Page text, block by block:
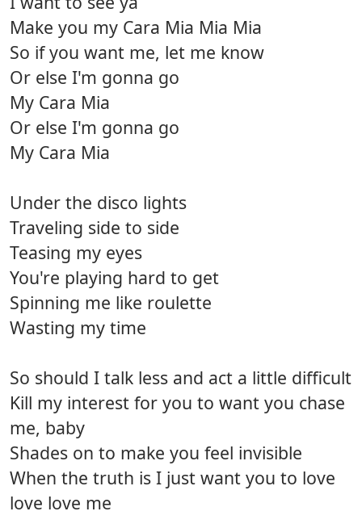
Make you my Cara Mia Mia Mia
So if you want me, let me know
Or else I'm gonna go
My Cara Mia
Or else I'm gonna go
My Cara Mia
Under the disco lights
Traveling side to side
Teasing my eyes
You're playing hard to get
Spinning me like roulette
Wasting my time
So should I talk less and act a little difficult
Kill my interest for you to want you chase
me, baby
Shades on to make you feel invisible
When the truth is I just want you to love
love love me